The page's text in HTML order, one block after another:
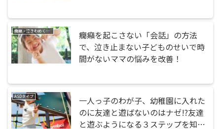
癇癪・泣きわめく・暴れる
癇癪を起こさない「会話」の方法
で、泣き止まない子どものせいで時
間がないママの悩みを改善！
ASDタイプ
一人っ子のわが子、幼稚園に入れた
のに友達と遊ばないのはナゼ!?友達
と遊ぶようになる３ステップを知っ